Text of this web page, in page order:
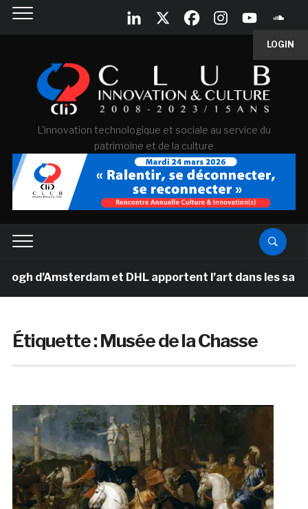
LOGIN
L'innovation technologique et sociale au service du
patrimoine et de la culture
d’Amsterdam et DHL apportent l’art dans les salles
Étiquette :Musée de la Chasse